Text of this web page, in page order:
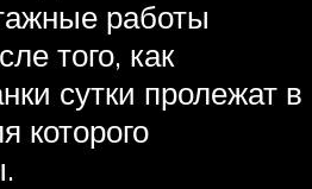
работы
того, как
сутки пролежат в
которого